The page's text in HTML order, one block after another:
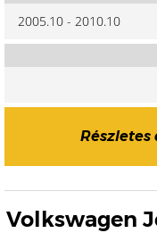
2005.10 - 2010.10
Volkswagen